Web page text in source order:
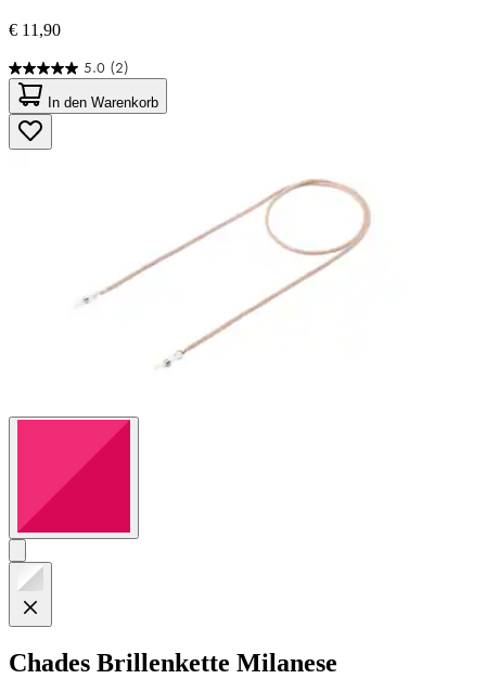
€ 11,90
5.0 (2)
5.0
von
5
Sternen.
2
In den Warenkorb
Chades Brillenkette Milanese